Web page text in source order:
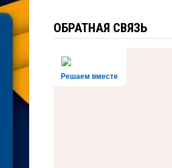
ОБРАТНАЯ СВЯЗЬ
Решаем вместе